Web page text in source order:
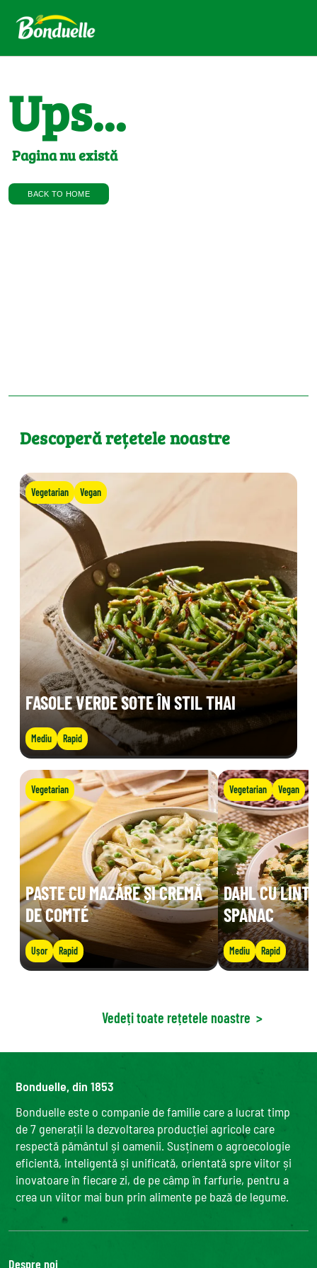
Ups...
Pagina nu există
BACK TO HOME
Descoperă rețetele noastre
Vegetarian Vegan
FASOLE VERDE SOTE ÎN STIL THAI
Mediu Rapid
Vegetarian
PASTE CU MAZĂRE ȘI CREMĂ
DE COMTÉ
Ușor Rapid
Vegetarian Vegan
DAHL CU
SPANAC
Mediu Rapid
Vedeți toate rețetele noastre >
Bonduelle, din 1853
Bonduelle este o companie de familie care a lucrat timp
de 7 generații la dezvoltarea producției agricole care
respectă pământul și oamenii. Susținem o agroecologie
eficientă, inteligentă și unificată, orientată spre viitor și
inovatoare în fiecare zi, de pe câmp în farfurie, pentru a
crea un viitor mai bun prin alimente pe bază de legume.
Despre noi